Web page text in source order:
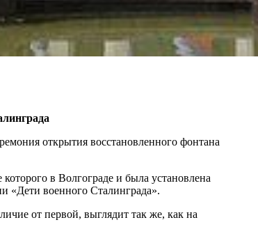
открытия восстановленного фонтана
в Волгограде и была установлена
«Дети военного Сталинграда».
от первой, выглядит так же, как на